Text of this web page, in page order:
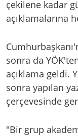
çekilene kadar
açıklamalarına
sonra da
açıklama geldi.
sonra yapılan
çerçevesinde
"Bir grup